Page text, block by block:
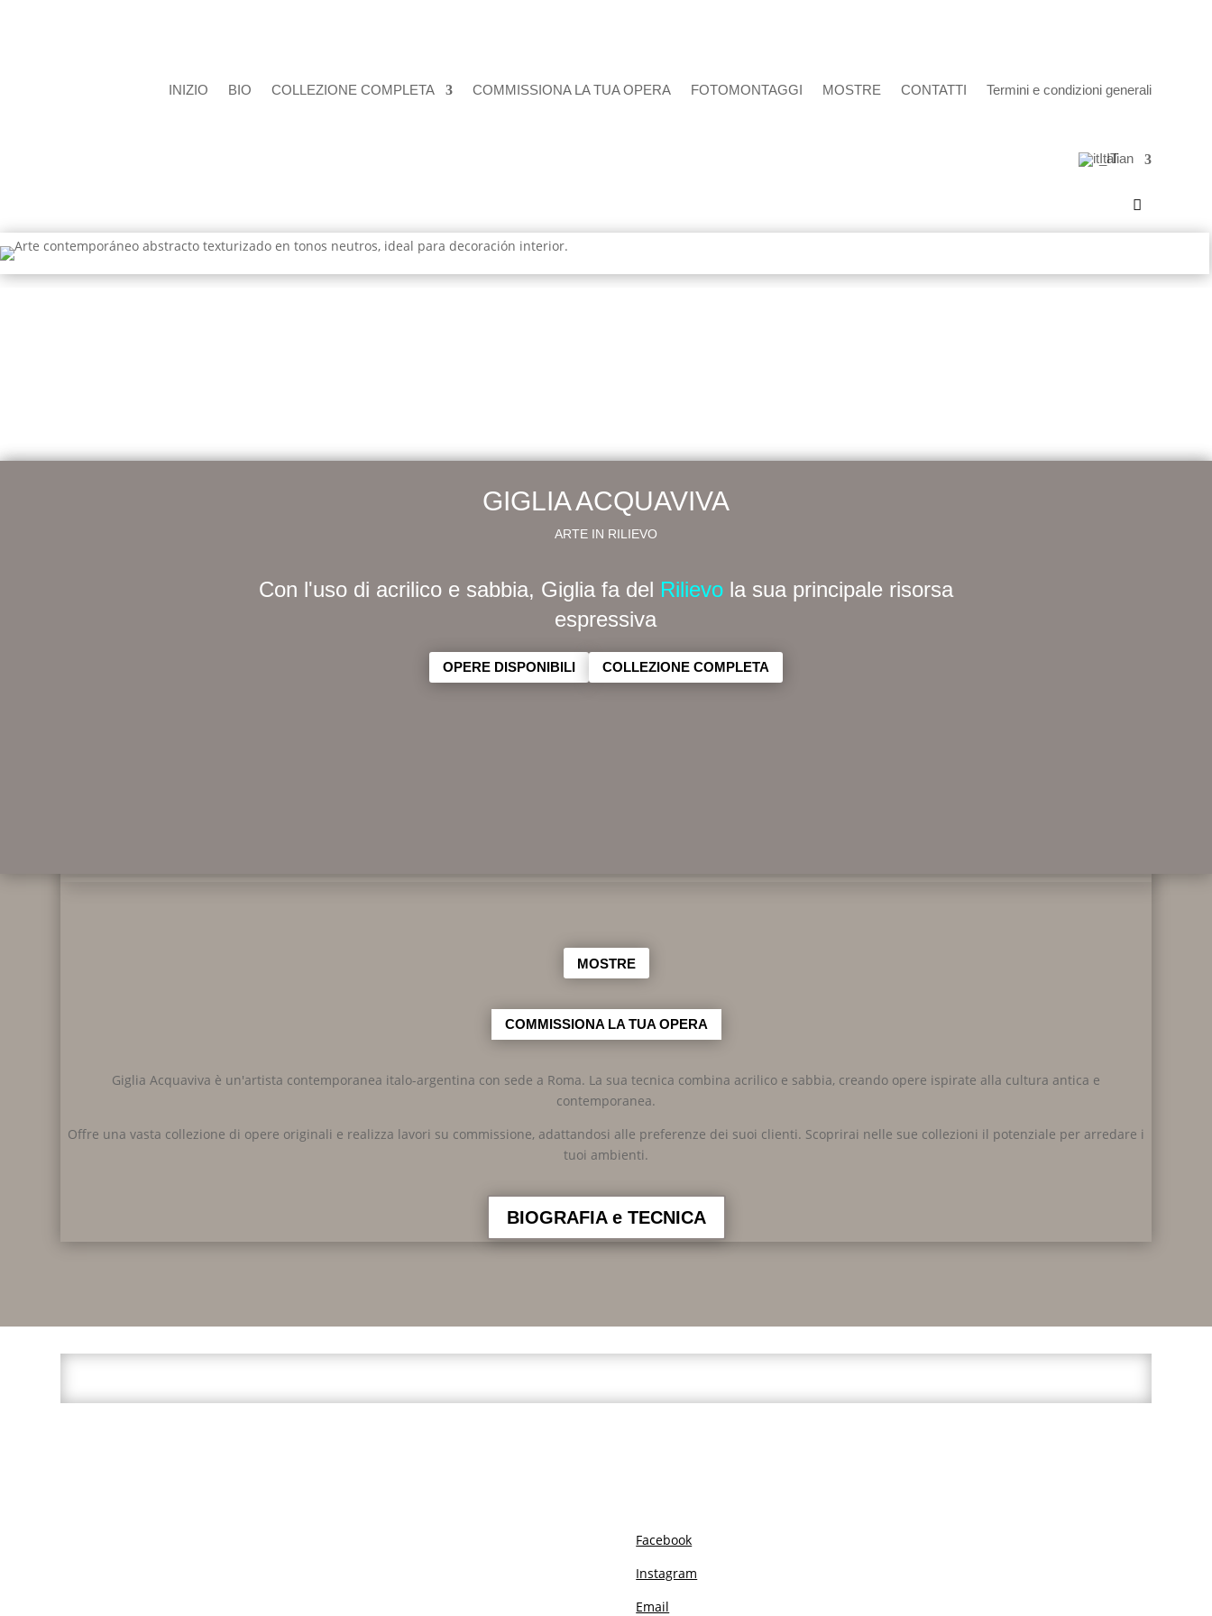
INIZIO BIO COLLEZIONE COMPLETA COMMISSIONA LA TUA OPERA FOTOMONTAGGI MOSTRE CONTATTI Termini e condizioni generali
Italian
GIGLIA ACQUAVIVA
ARTE IN RILIEVO
Con l'uso di acrilico e sabbia, Giglia fa del Rilievola sua principale risorsa
espressiva
OPERE DISPONIBILI COLLEZIONE COMPLETA
MOSTRE
COMMISSIONA LA TUA OPERA
Giglia Acquaviva è un'artista contemporanea italo-argentina con sede a Roma. La sua tecnica combina acrilico e sabbia, creando opere ispirate alla cultura antica e
contemporanea.
Offre una vasta collezione di opere originali e realizza lavori su commissione, adattandosi alle preferenze dei suoi clienti. Scoprirai nelle sue collezioni il potenziale per arredare i
tuoi ambienti.
BIOGRAFIA e TECNICA
Facebook
Instagram
Email